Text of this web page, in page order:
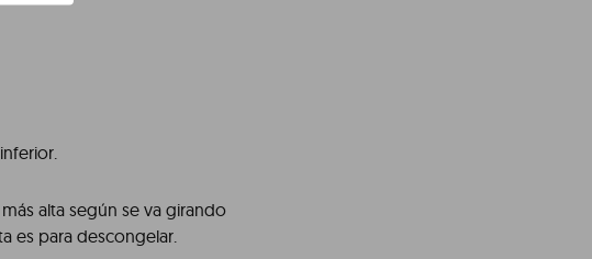
alta según se va girando
es para descongelar.